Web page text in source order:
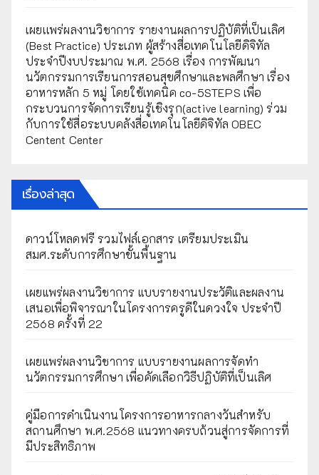
เผยเเพร่ผลงานวิชาการ รายงานผลการปฏิบัติที่เป็นเลิศ
(Best Practice) ประเภท ผู้สร้างสื่อเทคโนโลยีดิจิทัล
ประจำปีงบประมาณ พ.ศ. 2568 เรื่อง การพัฒนา
นวัตกรรมการเรียนการสอนสุขศึกษาและพลศึกษา เรื่อง
อาหารหลัก 5 หมู่ โดยใช้เทคนิค co-5STEPS เพื่อ
กระบวนการจัดการเรียนรู้เชิงรุก(active learning) ร่วม
กับการใช้สื่อระบบคลังสื่อเทคโนโลยีดิจิทัล OBEC
Centent Center
เรื่องล่าสุด
ดาวน์โหลดฟรี รวมไฟล์เอกสาร เตรียมประเมิน
สมศ.ระดับการศึกษาขั้นพื้นฐาน
เผยแพร่ผลงานวิชาการ แบบรายงานประวัติและผลงาน
เสนอเพื่อพิจารณาในโครงการครูดีในดวงใจ ประจำปี
2568 ครั้งที่ 22
เผยแพร่ผลงานวิชาการ แบบรายงานผลการจัดทำ
นวัตกรรมการศึกษา เพื่อคัดเลือกวิธีปฏิบัติที่เป็นเลิศ
คู่มือการดำเนินงานโครงการอาหารกลางวันสำหรับ
สถานศึกษา พ.ศ.2568 แนวทางครบถ้วนสู่การจัดการที่
มีประสิทธิภาพ